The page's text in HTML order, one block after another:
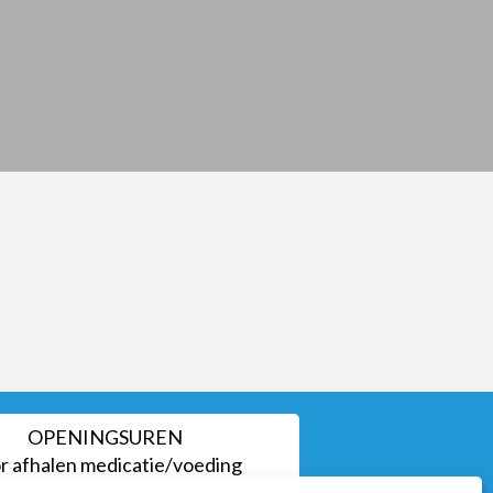
OPENINGSUREN
afhalen medicatie/voeding